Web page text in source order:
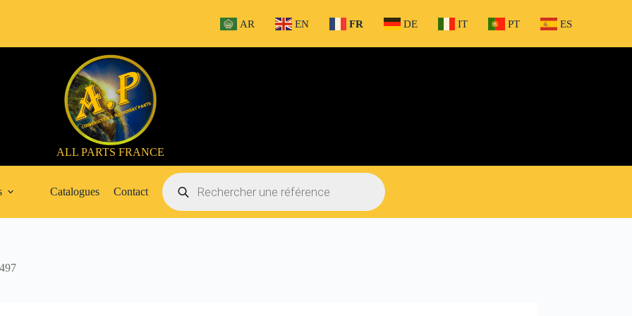
AR EN FR DE IT PT ES
ALL PARTS FRANCE
Catalogues Contact
Recherche
de
produits